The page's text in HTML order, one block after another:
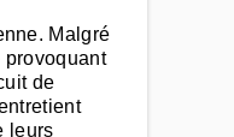
Malgré
provoquant
de
leurs